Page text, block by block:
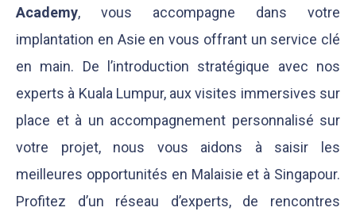
Academy, vous accompagne dans votre
implantation en Asie en vous offrant un service clé
en main. De l’introduction stratégique avec nos
experts à Kuala Lumpur, aux visites immersives sur
place et à un accompagnement personnalisé sur
votre projet, nous vous aidons à saisir les
meilleures opportunités en Malaisie et à Singapour.
Profitez d’un réseau d’experts, de rencontres